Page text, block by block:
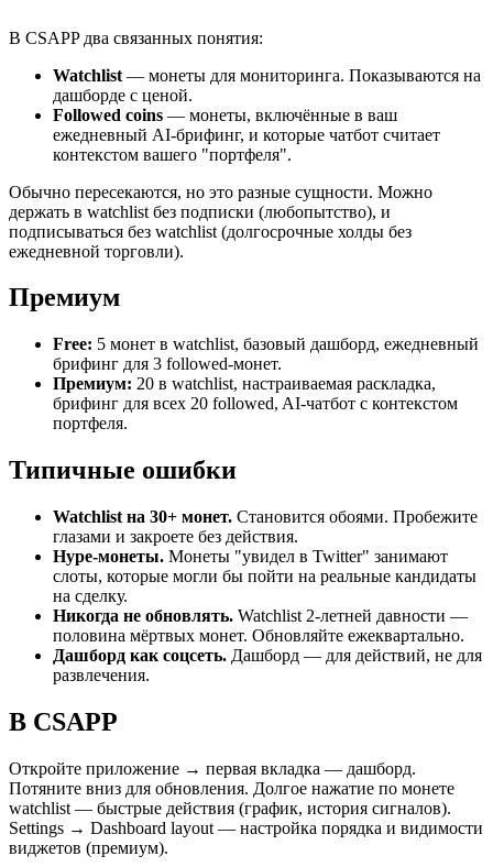
В CSAPP два связанных понятия:
Watchlist — монеты для мониторинга. Показываются на
дашборде с ценой.
Followed coins — монеты, включённые в ваш
ежедневный AI-брифинг, и которые чатбот считает
контекстом вашего "портфеля".
Обычно пересекаются, но это разные сущности. Можно
держать в watchlist без подписки (любопытство), и
подписываться без watchlist (долгосрочные холды без
ежедневной торговли).
Премиум
Free: 5 монет в watchlist, базовый дашборд, ежедневный
брифинг для 3 followed-монет.
Премиум: 20 в watchlist, настраиваемая раскладка,
брифинг для всех 20 followed, AI-чатбот с контекстом
портфеля.
Типичные ошибки
Watchlist на 30+ монет. Становится обоями. Пробежите
глазами и закроете без действия.
Hype-монеты. Монеты "увидел в Twitter" занимают
слоты, которые могли бы пойти на реальные кандидаты
на сделку.
Никогда не обновлять. Watchlist 2-летней давности —
половина мёртвых монет. Обновляйте ежеквартально.
Дашборд как соцсеть. Дашборд — для действий, не для
развлечения.
В CSAPP
Откройте приложение → первая вкладка — дашборд.
Потяните вниз для обновления. Долгое нажатие по монете
watchlist — быстрые действия (график, история сигналов).
Settings → Dashboard layout — настройка порядка и видимости
виджетов (премиум).